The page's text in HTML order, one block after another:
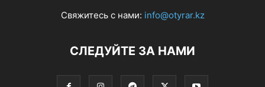
Свяжитесь с нами: info@otyrar.kz
СЛЕДУЙТЕ ЗА НАМИ